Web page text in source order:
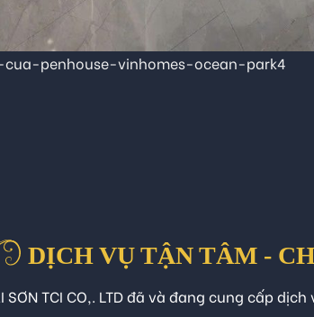
penhouse-vinhomes-ocean-park4
DỊCH VỤ TẬN TÂM -
SƠN TCI CO,. LTD đã và đang cung cấp